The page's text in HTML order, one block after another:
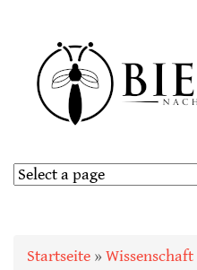
Sie sind hier
Startseite » Wissenschaft